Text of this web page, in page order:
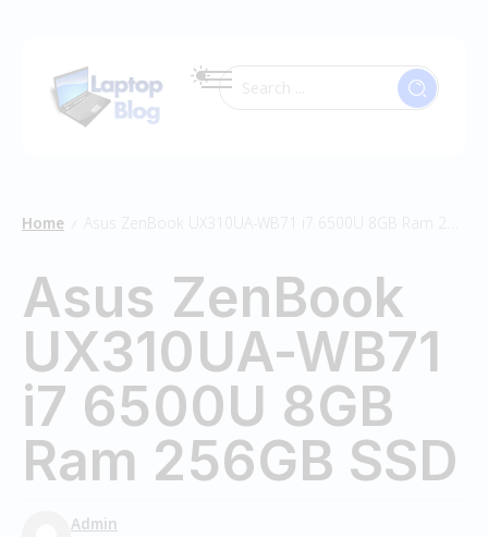
Home Asus ZenBook UX310UA-WB71 i7 6500U 8GB Ram 256GB SSD
Asus ZenBook
UX310UA-WB71
i7 6500U 8GB
Ram 256GB SSD
Admin